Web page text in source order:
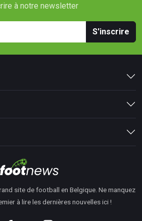
à notre newsletter
S'inscrire
site de football en Belgique. Ne manquez
à lire les dernières nouvelles ici !